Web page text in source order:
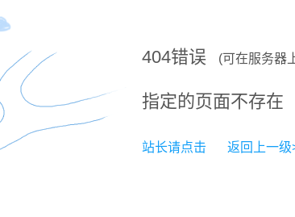
404错误 (可在服务器
指定的页面不存在
站长请点击 返回上一级